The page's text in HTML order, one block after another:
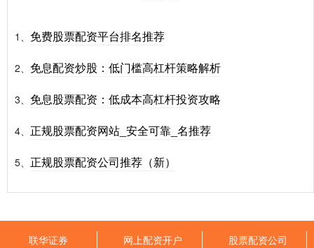
1、 免费股票配资平台排名推荐
2、 免息配资炒股：低门槛高杠杆策略解析
3、 免息股票配资：低成本高杠杆投资攻略
4、 正规股票配资网站_安全可靠_名推荐
5、 正规股票配资公司推荐（新）
联华证券 网上配资开户 股票配资公司